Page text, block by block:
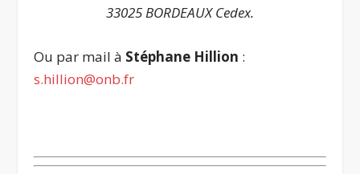
33025 BORDEAUX Cedex.
Ou par mail à Stéphane Hillion :
s.hillion@onb.fr